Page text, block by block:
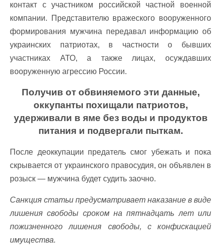
контакт с участником российской частной военной
компании. Представителю вражеского вооруженного
формирования мужчина передавал информацию об
украинских патриотах, в частности о бывших
участниках АТО, а также лицах, осуждавших
вооруженную агрессию России.
Получив от обвиняемого эти данные,
оккупанты похищали патриотов,
удерживали в яме без воды и продуктов
питания и подвергали пыткам.
После деоккупации предатель смог убежать и пока
скрывается от украинского правосудия, он объявлен в
розыск — мужчина будет судить заочно.
Санкция статьи предусматривает наказание в виде
лишения свободы сроком на пятнадцать лет или
пожизненного лишения свободы, с конфискацией
имущества.